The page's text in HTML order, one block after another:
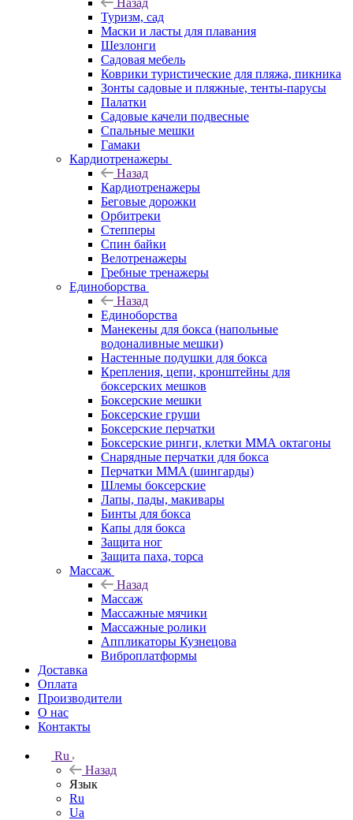
Назад
Туризм, сад
Маски и ласты для плавания
Шезлонги
Садовая мебель
Коврики туристические для пляжа, пикника
Зонты садовые и пляжные, тенты-парусы
Палатки
Садовые качели подвесные
Спальные мешки
Гамаки
Кардиотренажеры
Назад
Кардиотренажеры
Беговые дорожки
Орбитреки
Степперы
Спин байки
Велотренажеры
Гребные тренажеры
Единоборства
Назад
Единоборства
Манекены для бокса (напольные
водоналивные мешки)
Настенные подушки для бокса
Крепления, цепи, кронштейны для
боксерских мешков
Боксерские мешки
Боксерские груши
Боксерские перчатки
Боксерские ринги, клетки ММА октагоны
Снарядные перчатки для бокса
Перчатки MMA (шингарды)
Шлемы боксерские
Лапы, пады, макивары
Бинты для бокса
Капы для бокса
Защита ног
Защита паха, торса
Массаж
Назад
Массаж
Массажные мячики
Массажные ролики
Аппликаторы Кузнецова
Виброплатформы
Доставка
Оплата
Производители
О нас
Контакты
Ru
Назад
Язык
Ru
Ua